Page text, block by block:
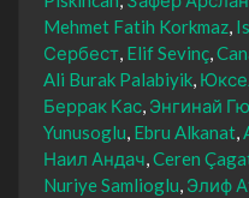
Mehmet Fatih Korkmaz
Сербест Elif Sevinç
Ali Burak Palabiyik
Беррак Кас Энгинай
Yunusoglu Ebru Alkanat
Наил Андач Ceren
Nuriye Samlioglu Элиф